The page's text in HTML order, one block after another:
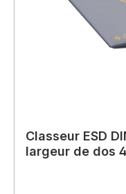
Classeur ESD
largeur de dos